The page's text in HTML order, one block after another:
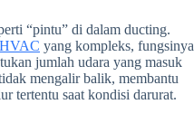
“pintu” di dalam ducting.
HVAC yang kompleks, fungsinya
jumlah udara yang masuk
mengalir balik, membantu
tertentu saat kondisi darurat.